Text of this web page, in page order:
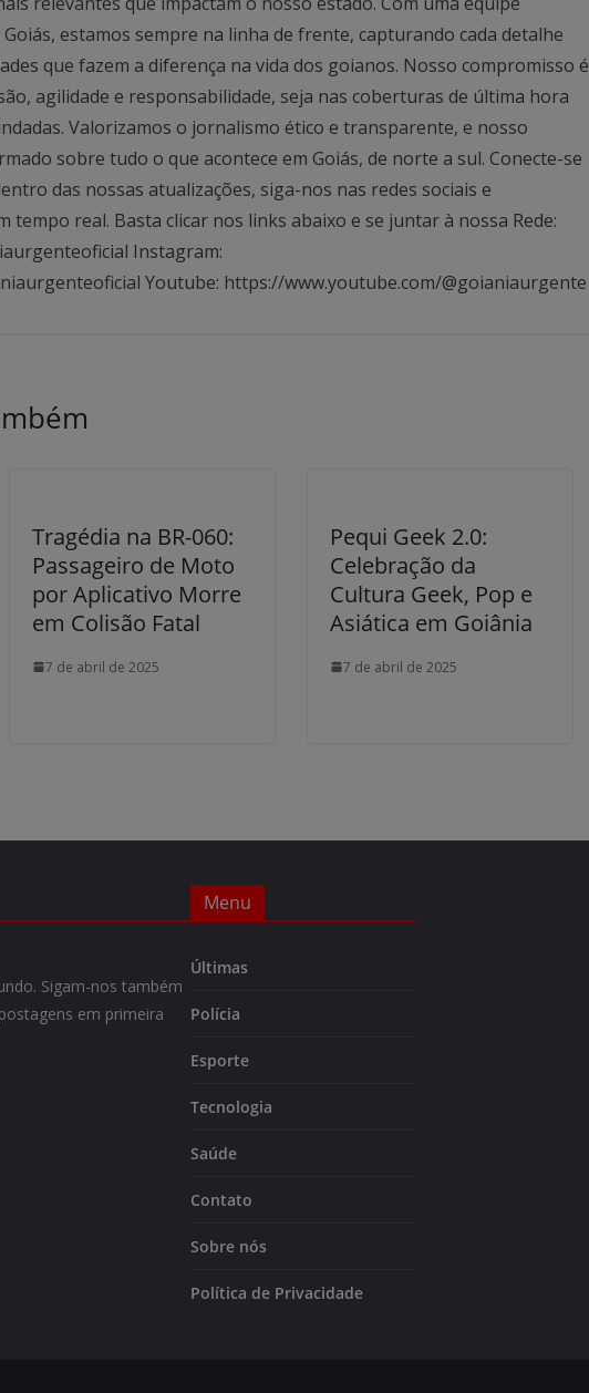
estamos sempre na linha de frente, capturando cada detalhe
que fazem a diferença na vida dos goianos. Nosso compromisso é
agilidade e responsabilidade, seja nas coberturas de última hora
Valorizamos o jornalismo ético e transparente, e nosso
sobre tudo o que acontece em Goiás, de norte a sul. Conecte-se
das nossas atualizações, siga-nos nas redes sociais e
tempo real. Basta clicar nos links abaixo e se juntar à nossa Rede:
Instagram:
Youtube: https://www.youtube.com/@goianiaurgente
Tragédia na BR-060:
Passageiro de Moto
por Aplicativo Morre
em Colisão Fatal
7 de abril de 2025
Pequi Geek 2.0:
Celebração da
Cultura Geek, Pop e
Asiática em Goiânia
7 de abril de 2025
Sigam-nos também
em primeira
Menu
Últimas
Polícia
Esporte
Tecnologia
Saúde
Contato
Sobre nós
Política de Privacidade